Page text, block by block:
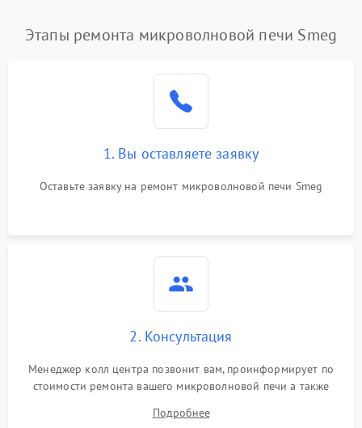
Появление запаха гари Подробнее →
2200 ₽
Не работают сенсорные
1000 ₽
Этапы ремонта микроволновой печи Smeg
1. Вы оставляете заявку
Оставьте заявку на ремонт микроволновой печи Smeg
2. Консультация
Менеджер колл центра позвонит вам, проинформирует по
стоимости ремонта вашего микроволновой печи а также
Подробнее